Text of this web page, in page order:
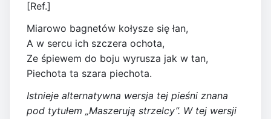
[Ref.]
Miarowo bagnetów kołysze się łan,
A w sercu ich szczera ochota,
Ze śpiewem do boju wyrusza jak w tan,
Piechota ta szara piechota.
Istnieje alternatywna wersja tej pieśni znana
pod tytułem „Maszerują strzelcy”. W tej wersji